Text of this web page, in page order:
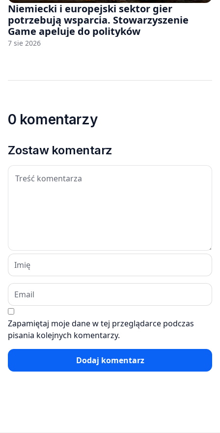
Niemiecki i europejski sektor gier
potrzebują wsparcia. Stowarzyszenie
Game apeluje do polityków
7 sie 2026
0 komentarzy
Zostaw komentarz
Zapamiętaj moje dane w tej przeglądarce podczas
pisania kolejnych komentarzy.
Dodaj komentarz